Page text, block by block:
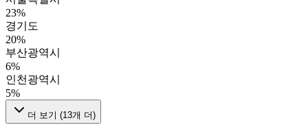
23%
경기도
20%
부산광역시
6%
인천광역시
5%
더 보기 (13개 더)